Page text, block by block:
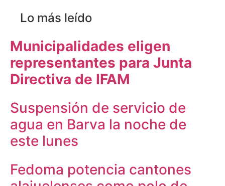
Lo más leído
Municipalidades eligen
representantes para Junta
Directiva de IFAM
Suspensión de servicio de
agua en Barva la noche de
este lunes
Fedoma potencia cantones